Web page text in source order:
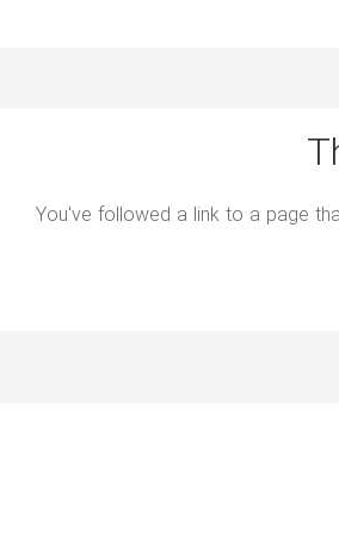
You've followed a link to a page